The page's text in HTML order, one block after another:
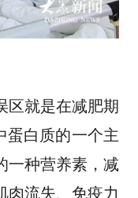
区就是在减肥期
蛋白质的一个主
一种营养素，减
肉流失、免疫力